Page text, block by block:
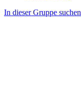
In dieser Gruppe suchen